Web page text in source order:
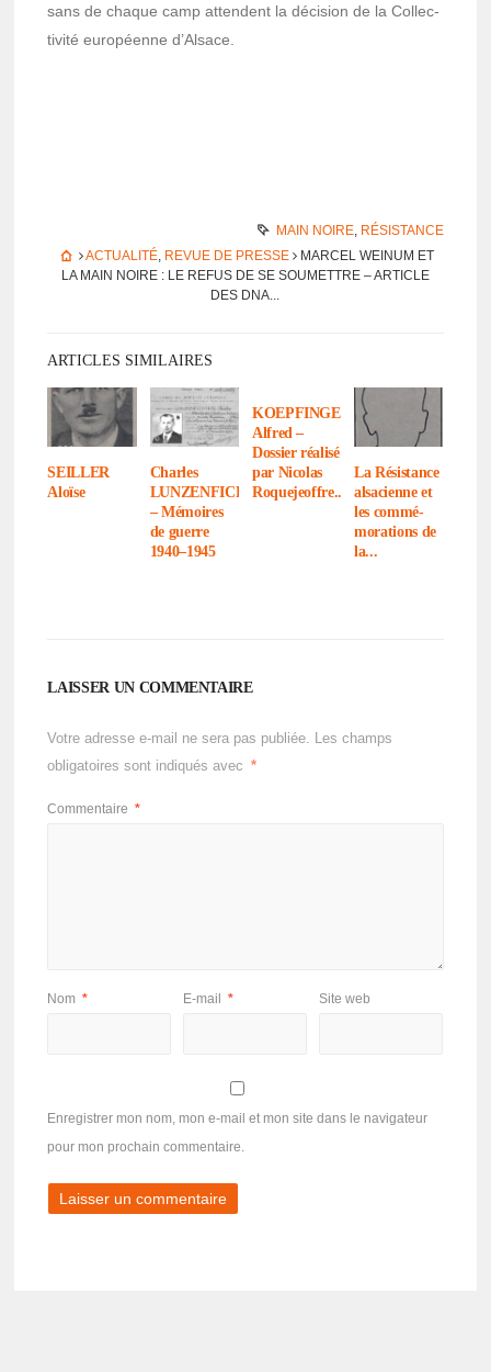
sans de chaque camp attendent la déci­sion de la Collec­
ti­vité euro­péenne d’Al­sace.
MAIN NOIRE, RÉSISTANCE
ACTUALITÉ, REVUE DE PRESSE MARCEL WEINUM ET
LA MAIN NOIRE : LE REFUS DE SE SOUMETTRE – ARTICLE
DES DNA...
ARTICLES SIMILAIRES
SEILLER
Aloïse
Charles
LUNZENFICHTER
– Mémoires
de guerre
1940–1945
KOEPFINGER
Alfred –
Dossier réalisé
par Nico­las
Roquejeoffre...
La Résis­tance
alsa­cienne et
les commé­
mo­ra­tions de
la...
LAISSER UN COMMENTAIRE
Votre adresse e-mail ne sera pas publiée. Les champs
obligatoires sont indiqués avec
*
Commentaire *
Nom * E-mail * Site web
Enregistrer mon nom, mon e-mail et mon site dans le navigateur
pour mon prochain commentaire.